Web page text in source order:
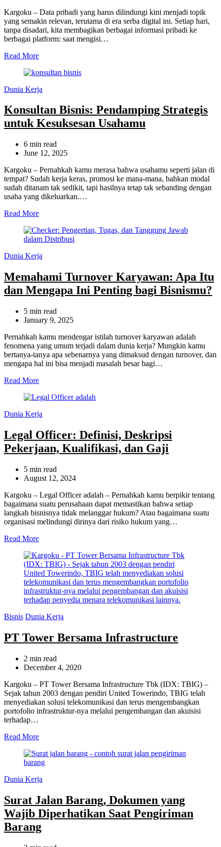
Kargoku – Data pribadi yang harus dilindungi kini menjadi topik
yang semakin relevan, terutama di era serba digital ini. Setiap hari,
tanpa disadari, kita membagikan berbagai informasi pribadi ke
berbagai platform: saat mengisi…
Read More
Categories
Dunia Kerja
Konsultan Bisnis: Pendamping Strategis
untuk Kesuksesan Usahamu
Estimated
read
6 min read
June 12, 2025
Kargoku – Pernahkah kamu merasa bahwa usahamu seperti jalan di
tempat? Sudah kerja keras, promosi ke mana-mana, bahkan modal
sudah ditanam tak sedikit, tapi hasilnya tetap tak sebanding dengan
usaha yang dikeluarkan.…
Read More
Categories
Dunia Kerja
Memahami Turnover Karyawan: Apa Itu
dan Mengapa Ini Penting bagi Bisnismu?
Estimated
read
5 min read
January 9, 2025
Pernahkah kamu mendengar istilah turnover karyawan adalah
fenomena yang umum terjadi dalam dunia kerja? Mungkin kamu
bertanya-tanya apa sebenarnya yang dimaksud dengan turnover, dan
mengapa hal ini bisa menjadi masalah besar bagi…
Read More
Categories
Dunia Kerja
Legal Officer: Definisi, Deskripsi
Pekerjaan, Kualifikasi, dan Gaji
Estimated
read
5 min read
August 12, 2024
Kargoku – Legal Officer adalah – Pernahkah kamu berpikir tentang
bagaimana suatu perusahaan dapat memastikan bahwa setiap
langkah bisnisnya tidak melanggar hukum? Atau bagaimana suatu
organisasi melindungi dirinya dari risiko hukum yang…
Read More
Categories
Bisnis Dunia Kerja
PT Tower Bersama Infrastructure
Estimated
read
2 min read
December 4, 2020
Kargoku – PT Tower Bersama Infrastructure Tbk (IDX: TBIG) –
Sejak tahun 2003 dengan pendiri United Towerindo, TBIG telah
menyediakan solusi telekomunikasi dan terus mengembangkan
portofolio infrastruktur-nya melalui pengembangan dan akuisisi
terhadap…
Read More
Categories
Dunia Kerja
Surat Jalan Barang, Dokumen yang
Wajib Diperhatikan Saat Pengiriman
Barang